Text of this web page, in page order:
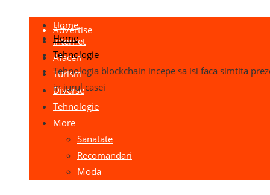
Advertise
Home
Internet
Afaceri
Turism
Diverse
Tehnologie
More
Sanatate
Recomandari
Moda
Home
Tehnologie
Tehnologia blockchain incepe sa isi faca simtita
in jurul casei